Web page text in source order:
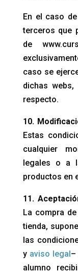
En el caso
terceros que
de
caso se
dichas webs,
respecto.
10.
Estas
cualquier
legales o a
productos en
11.
La compra
tienda,
las
y aviso legal–
alumno